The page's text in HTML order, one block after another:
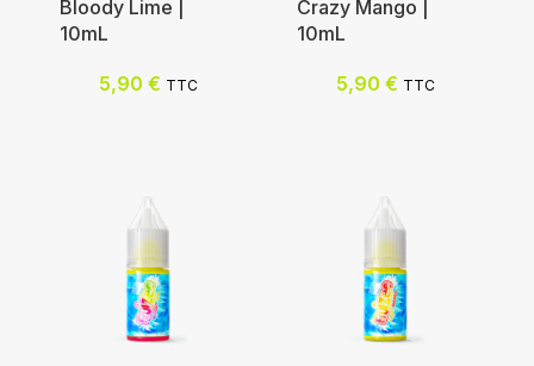
Bloody Lime |
10mL
5,90 € TTC
Crazy Mango |
10mL
5,90 € TTC